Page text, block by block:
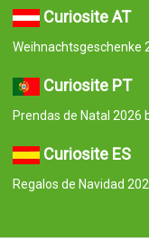
Curiosite AT
Weihnachtsgeschenke
Curiosite PT
Prendas de Natal 2026
Curiosite ES
Regalos de Navidad